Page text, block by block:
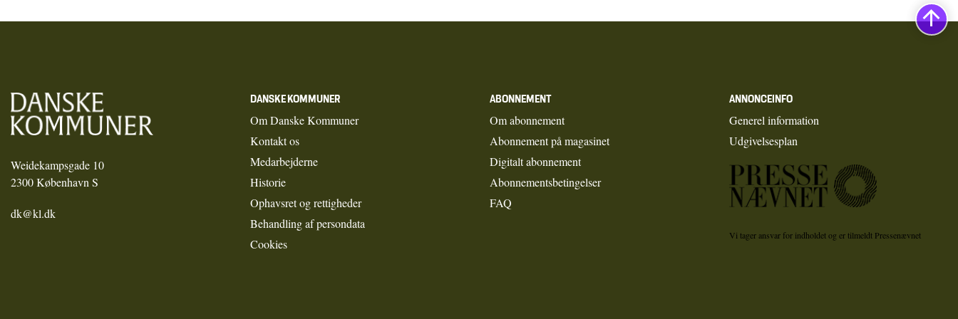
Weidekampsgade 10
2300 København S
dk@kl.dk
DANSKE KOMMUNER
Om Danske Kommuner
Kontakt os
Medarbejderne
Historie
Ophavsret og rettigheder
Behandling af persondata
Cookies
ABONNEMENT
Om abonnement
Abonnement på magasinet
Digitalt abonnement
Abonnementsbetingelser
FAQ
ANNONCEINFO
Generel information
Udgivelsesplan
Vi tager ansvar for indholdet og er tilmeldt Pressenævnet